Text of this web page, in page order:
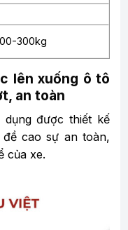
300kg
lên xuống ô tô
an toàn
được thiết kế
cao sự an toàn,
của xe.